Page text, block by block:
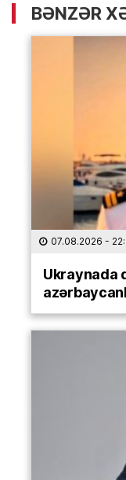
BƏNZƏR
07.08.2026 -
Ukraynada